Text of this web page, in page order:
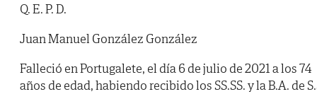
Q. E. P. D.
Juan Manuel González González
Falleció en Portugalete, el día 6 de julio de 2021 a los 74
años de edad, habiendo recibido los SS.SS. y la B.A. de